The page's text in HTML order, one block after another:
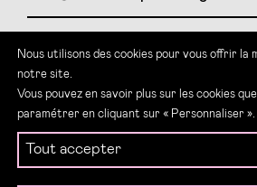
Teams : LSF Atelier de Paris
Nous utilisons des cookies pour vous offrir la
notre site.
Vous pouvez en savoir plus sur les cookies
paramétrer en cliquant sur « Personnaliser ».
Tout accepter